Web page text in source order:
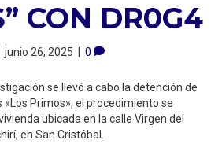
CON DR0G4
junio 26, 2025 | 0
se llevó a cabo la detención de
Primos», el procedimiento se
ubicada en la calle Virgen del
en San Cristóbal.